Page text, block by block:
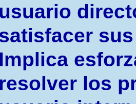
usuario
Implica
resolver los